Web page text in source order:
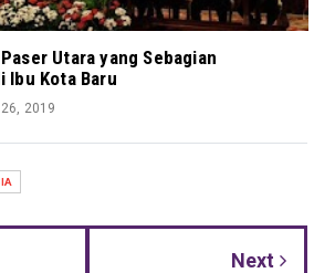
Utara yang Sebagian
Ibu Kota Baru
2019
Next